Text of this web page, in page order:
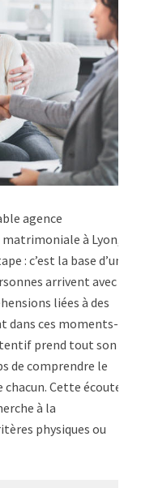
agence
à Lyon,
: c’est la base d’une
arrivent avec
liées à des
dans ces moments-là
prend tout son
de comprendre le
Cette écoute
à la
physiques ou